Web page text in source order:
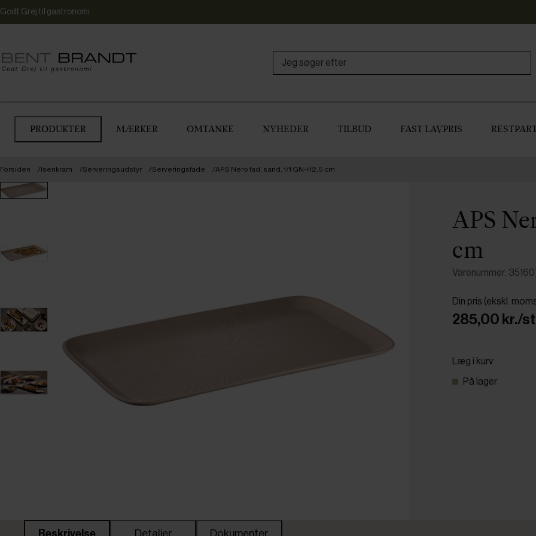
Godt Grej til gastronomi
PRODUKTER MÆRKER OMTANKE NYHEDER TILBUD FAST LAVPRIS
Forsiden Isenkram Serveringsudstyr Serveringsfade APS Nero fad, sand, 1/1 GN-H2,5 cm
APS
cm
Varenummer:
Din pris (ekskl.
285,00 kr./
Læg i kurv
På lager
Beskrivelse Detaljer Dokumenter